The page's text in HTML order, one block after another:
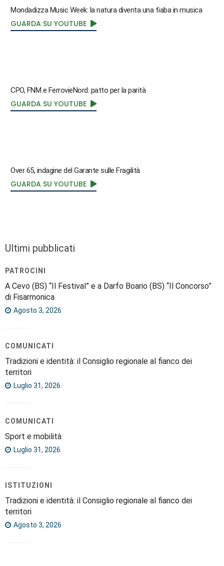
Mondadizza Music Week: la natura diventa una fiaba in musica
GUARDA SU YOUTUBE
CPO, FNM e FerrovieNord: patto per la parità
GUARDA SU YOUTUBE
Over 65, indagine del Garante sulle Fragilità
GUARDA SU YOUTUBE
Ultimi pubblicati
PATROCINI
A Cevo (BS) “Il Festival” e a Darfo Boario (BS) “Il Concorso”
di Fisarmonica
Agosto 3, 2026
COMUNICATI
Tradizioni e identità: il Consiglio regionale al fianco dei
territori
Luglio 31, 2026
COMUNICATI
Sport e mobilità
Luglio 31, 2026
ISTITUZIONI
Tradizioni e identità: il Consiglio regionale al fianco dei
territori
Agosto 3, 2026